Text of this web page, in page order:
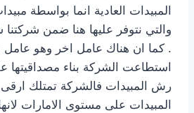
المبيدات العادية انما بواسطة
والتي نتوفر عليها هنا ضمن
. كما ان هناك عامل اخر وهو
استطاعت الشركة بناء مصداقيتها
رش المبيدات فالشركة تمتلك
المبيدات على مستوى الامارات